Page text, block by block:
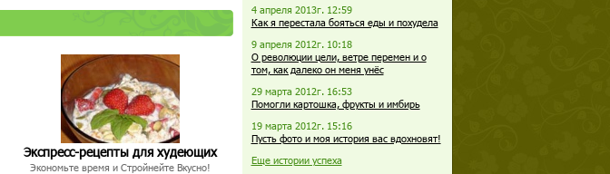
Экспресс-рецепты для худеющих
Экономьте время и Стройнейте Вкусно!
4 апреля 2013г. 12:59
Как я перестала бояться еды и похудела
9 апреля 2012г. 10:18
О революции цели, ветре перемен и о
том, как далеко он меня унёс
29 марта 2012г. 16:53
Помогли картошка, фрукты и имбирь
19 марта 2012г. 15:16
Пусть фото и моя история вас вдохновят!
Еще истории успеха